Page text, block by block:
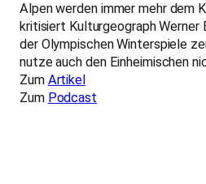
Alpen werden immer mehr dem
kritisiert Kulturgeograph Werner
der Olympischen Winterspiele
nutze auch den Einheimischen
Zum Artikel
Zum Podcast